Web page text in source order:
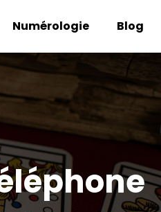
Numérologie Blog